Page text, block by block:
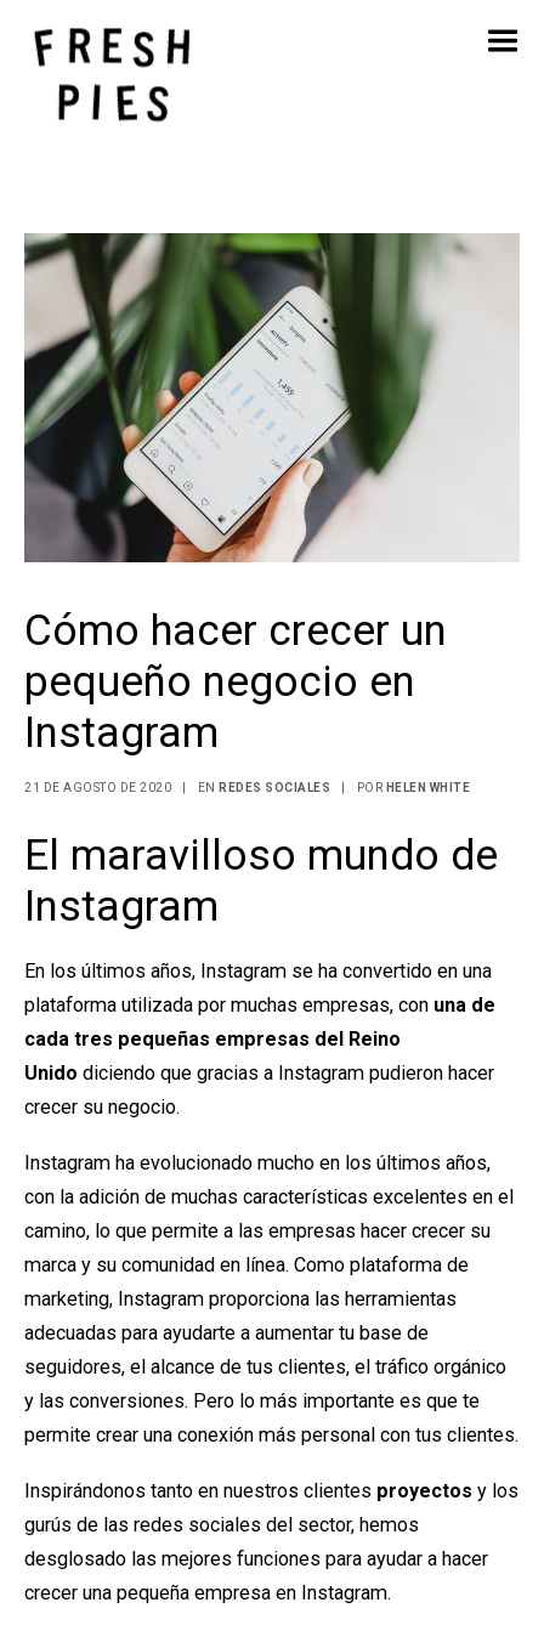
Inicio
Póngase en contacto con
Cómo hacer crecer un
pequeño negocio en
Instagram
21 DE AGOSTO DE 2020 EN REDES SOCIALES POR HELEN WHITE
El maravilloso mundo de
Instagram
En los últimos años, Instagram se ha convertido en una
plataforma utilizada por muchas empresas, con una de
cada tres pequeñas empresas del Reino
Unido diciendo que gracias a Instagram pudieron hacer
crecer su negocio.
Instagram ha evolucionado mucho en los últimos años,
con la adición de muchas características excelentes en el
camino, lo que permite a las empresas hacer crecer su
marca y su comunidad en línea. Como plataforma de
marketing, Instagram proporciona las herramientas
adecuadas para ayudarte a aumentar tu base de
seguidores, el alcance de tus clientes, el tráfico orgánico
y las conversiones. Pero lo más importante es que te
permite crear una conexión más personal con tus clientes.
Inspirándonos tanto en nuestros clientes proyectos y los
gurús de las redes sociales del sector, hemos
desglosado las mejores funciones para ayudar a hacer
crecer una pequeña empresa en Instagram.